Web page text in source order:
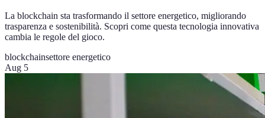
La blockchain sta trasformando il settore energetico, migliorando
trasparenza e sostenibilità. Scopri come questa tecnologia innovativa
cambia le regole del gioco.
blockchainsettore energetico
Aug 5